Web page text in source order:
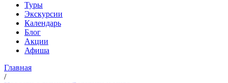
Туры
Экскурсии
Календарь
Блог
Акции
Афиша
Главная
/